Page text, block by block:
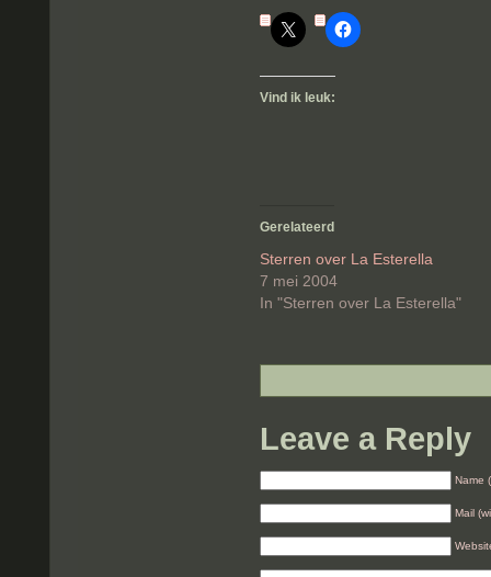
Vind ik leuk:
Gerelateerd
Sterren over La Esterella
7 mei 2004
In "Sterren over La Esterella"
Leave a Reply
Name
Mail